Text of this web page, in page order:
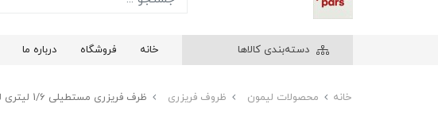
دسته‌بندی کالاها خانه فروشگاه درباره ما
خانه محصولات لیمون ظروف فریزری ظرف فریزری مستطیلی 1/6 لیتری لیمون